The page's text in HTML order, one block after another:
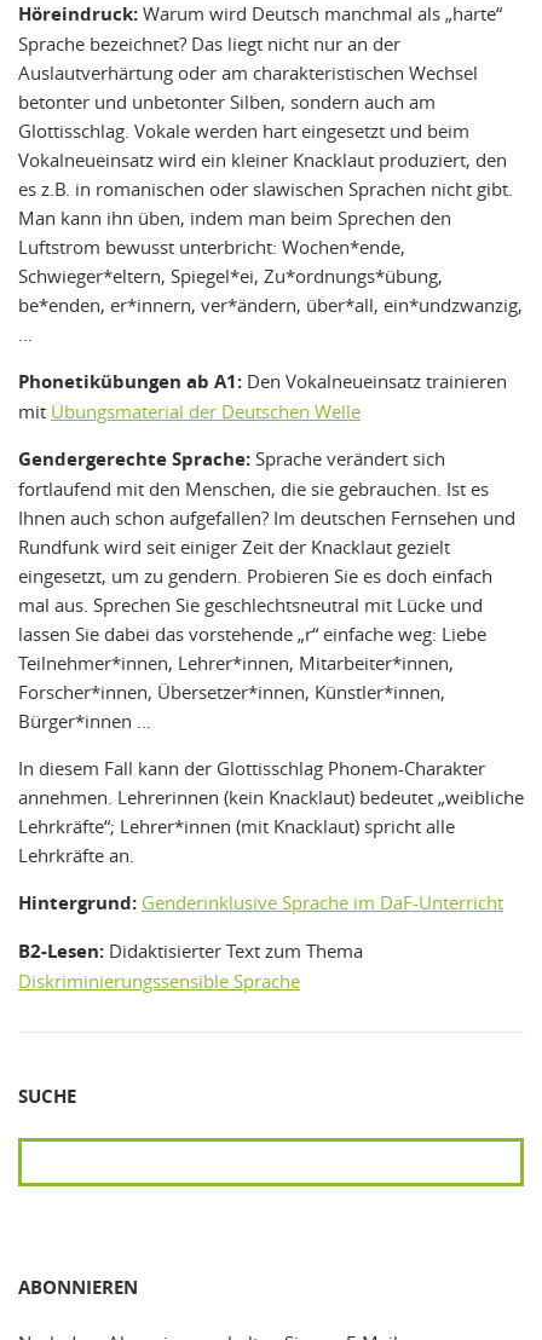
Höreindruck: Warum wird Deutsch manchmal als „harte“
Sprache bezeichnet? Das liegt nicht nur an der
Auslautverhärtung oder am charakteristischen Wechsel
betonter und unbetonter Silben, sondern auch am
Glottisschlag. Vokale werden hart eingesetzt und beim
Vokalneueinsatz wird ein kleiner Knacklaut produziert, den
es z.B. in romanischen oder slawischen Sprachen nicht gibt.
Man kann ihn üben, indem man beim Sprechen den
Luftstrom bewusst unterbricht: Wochen*ende,
Schwieger*eltern, Spiegel*ei, Zu*ordnungs*übung,
be*enden, er*innern, ver*ändern, über*all, ein*undzwanzig,
…
Phonetikübungen ab A1: Den Vokalneueinsatz trainieren
mit Übungsmaterial der Deutschen Welle
Gendergerechte Sprache: Sprache verändert sich
fortlaufend mit den Menschen, die sie gebrauchen. Ist es
Ihnen auch schon aufgefallen? Im deutschen Fernsehen und
Rundfunk wird seit einiger Zeit der Knacklaut gezielt
eingesetzt, um zu gendern. Probieren Sie es doch einfach
mal aus. Sprechen Sie geschlechtsneutral mit Lücke und
lassen Sie dabei das vorstehende „r“ einfache weg: Liebe
Teilnehmer*innen, Lehrer*innen, Mitarbeiter*innen,
Forscher*innen, Übersetzer*innen, Künstler*innen,
Bürger*innen …
In diesem Fall kann der Glottisschlag Phonem-Charakter
annehmen. Lehrerinnen (kein Knacklaut) bedeutet „weibliche
Lehrkräfte“; Lehrer*innen (mit Knacklaut) spricht alle
Lehrkräfte an.
Hintergrund: Genderinklusive Sprache im DaF-Unterricht
B2-Lesen: Didaktisierter Text zum Thema
Diskriminierungssensible Sprache
SUCHE
ABONNIEREN